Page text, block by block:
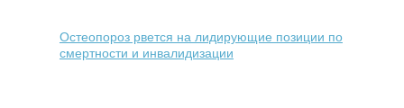
Остеопороз рвется на лидирующие позиции по
смертности и инвалидизации